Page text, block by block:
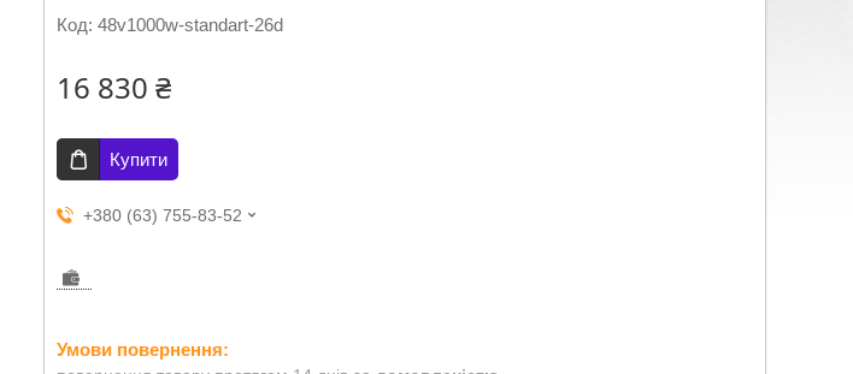
Код: 48v1000w-standart-26d
16 830 ₴
Купити
+380 (63) 755-83-52